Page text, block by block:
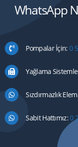
WhatsApp
Pompalar İçin: 0
Yağlama
Sızdırmazlık
Sabit Hattımız:0